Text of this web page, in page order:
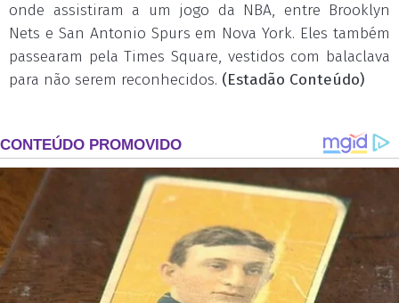
onde assistiram a um jogo da NBA, entre Brooklyn
Nets e San Antonio Spurs em Nova York. Eles também
passearam pela Times Square, vestidos com balaclava
para não serem reconhecidos. (Estadão Conteúdo)